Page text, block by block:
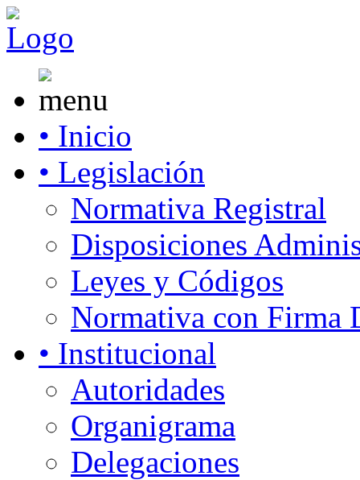
• Inicio
• Legislación
Normativa Registral
Disposiciones
Leyes y Códigos
Normativa con Firma
• Institucional
Autoridades
Organigrama
Delegaciones